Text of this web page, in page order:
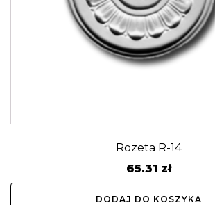
Rozeta R-14
65.31 zł
DODAJ DO KOSZYKA